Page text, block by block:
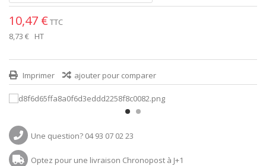
10,47 € TTC
8,73 € HT
Imprimer ajouter pour comparer
Une question? 04 93 07 02 23
Optez pour une livraison Chronopost à J+1